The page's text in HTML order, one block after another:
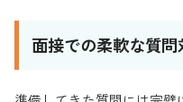
面接での柔軟な質